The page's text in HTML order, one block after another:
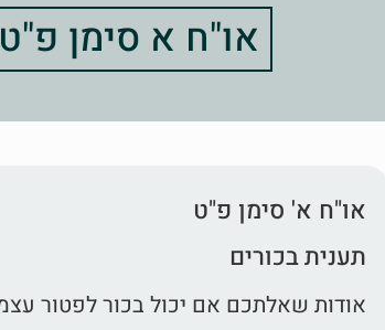
או"ח א סימן פ"ט
או"ח א' סימן פ"ט
תענית בכורים
אודות שאלתכם אם יכול בכור לפטור